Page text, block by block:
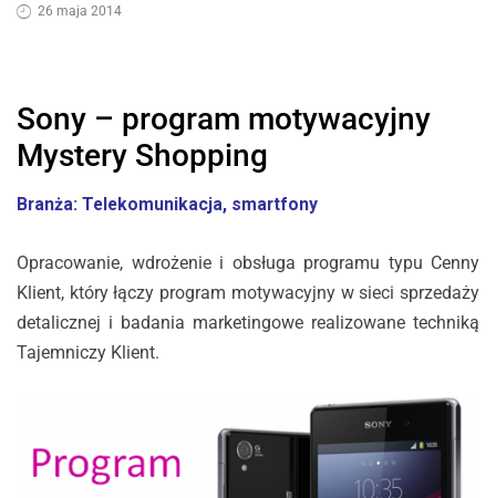
26 maja 2014
Sony – program motywacyjny
Mystery Shopping
Branża: Telekomunikacja, smartfony
Opracowanie, wdrożenie i obsługa programu typu Cenny
Klient, który łączy program motywacyjny w sieci sprzedaży
detalicznej i badania marketingowe realizowane techniką
Tajemniczy Klient.